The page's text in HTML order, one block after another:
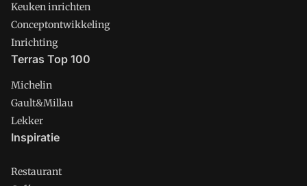
Keuken inrichten
Conceptontwikkeling
Inrichting
Terras Top 100
Michelin
Gault&Millau
Lekker
Inspiratie
Restaurant